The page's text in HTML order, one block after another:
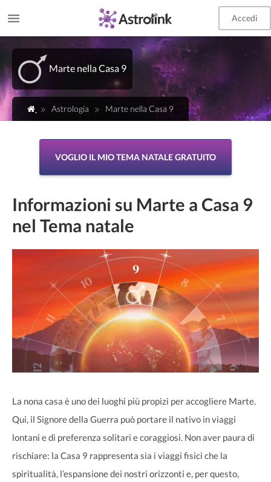
Accedi
Marte nella Casa 9
Astrologia Marte nella Casa 9
VOGLIO IL MIO TEMA NATALE GRATUITO
Informazioni su Marte a Casa 9
nel Tema natale
La nona casa è uno dei luoghi più propizi per accogliere Marte.
Qui, il Signore della Guerra può portare il nativo in viaggi
lontani e di preferenza solitari e coraggiosi. Non aver paura di
rischiare: la Casa 9 rappresenta sia i viaggi fisici che la
spiritualità, l’espansione dei nostri orizzonti e, per questo,